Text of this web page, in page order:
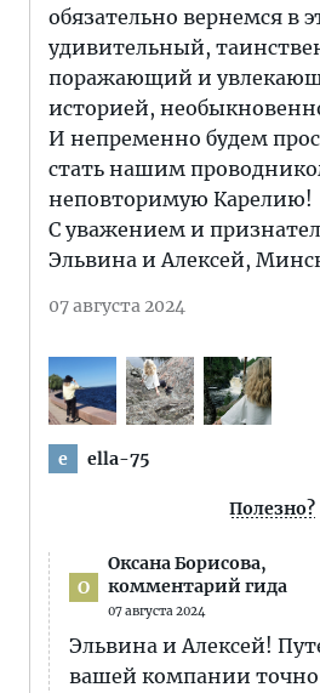
обязательно вернемся в
удивительный,
поражающий и
историей,
И непременно будем
стать нашим
неповторимую Карелию!
С уважением и
Эльвина и Алексей,
07 августа 2024
e ella-75
Полезно?
О
Оксана Борисова,
комментарий гида
07 августа 2024
Эльвина и Алексей!
вашей компании